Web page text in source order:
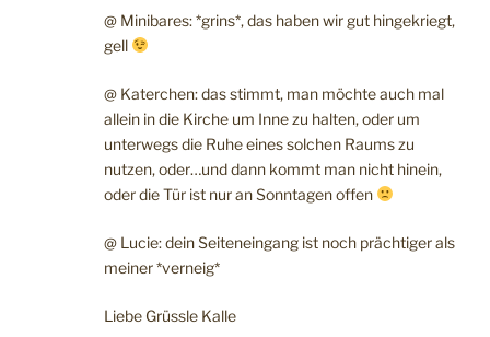
@ Minibares: *grins*, das haben wir gut hingekriegt,
gell
@ Katerchen: das stimmt, man möchte auch mal
allein in die Kirche um Inne zu halten, oder um
unterwegs die Ruhe eines solchen Raums zu
nutzen, oder…und dann kommt man nicht hinein,
oder die Tür ist nur an Sonntagen offen
@ Lucie: dein Seiteneingang ist noch prächtiger als
meiner *verneig*
Liebe Grüssle Kalle